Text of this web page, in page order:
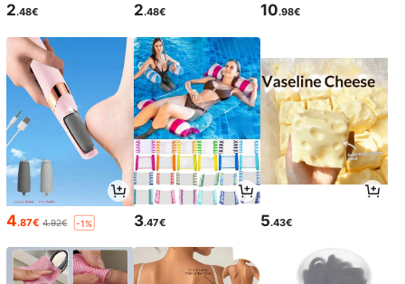
2.48€ 2.48€ 10.98€
4.87€ 4.92€ -1% 3.47€ 5.43€